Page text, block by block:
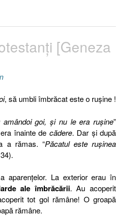
[Geneza
, să umbli îmbrăcat este o ruşine !
goi, şi nu le era ruşine”
înainte de cădere. Dar şi după
a rămas. “Păcatul este ruşinea
aparenţelor. La exterior erau în
ale îmbrăcării. Au acoperit
tot gol rămâne! O groapă
rămâne.